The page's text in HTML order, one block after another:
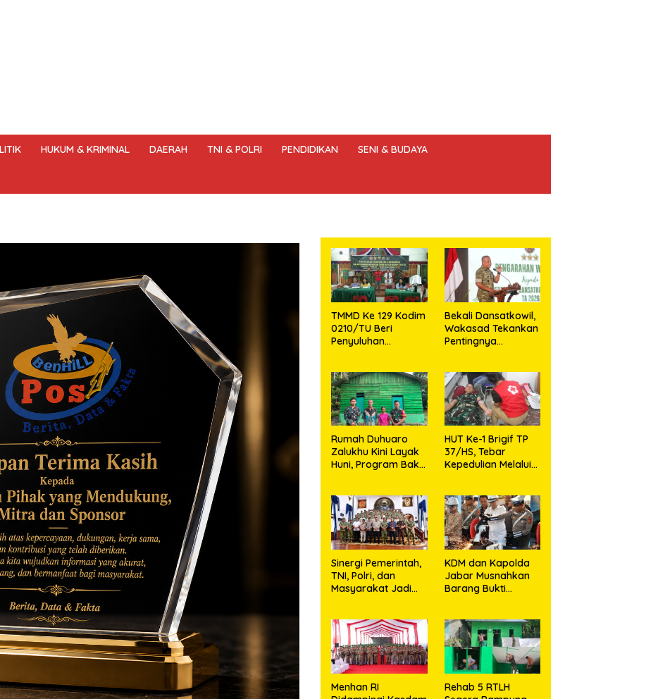
HUKUM & KRIMINAL DAERAH TNI & POLRI PENDIDIKAN SENI & BUDAYA
TMMD Ke 129 Kodim
0210/TU Beri
Penyuluhan
Stunting di Desa
Sijarango
Bekali Dansatkowil,
Wakasad Tekankan
Pentingnya
Rumah Duhuaro
Zalukhu Kini Layak
Huni, Program Bakti
Nias Utara
HUT Ke-1 Brigif TP
37/HS, Tebar
Kepedulian Melalui
Harapan Hidup Bagi
Yang
Membutuhkan
Sinergi Pemerintah,
TNI, Polri, dan
Masyarakat Jadi
Kondusif
KDM dan Kapolda
Jabar Musnahkan
Barang Bukti
Brong dan
Tramadol
Menhan RI
Rehab 5 RTLH